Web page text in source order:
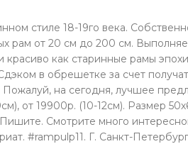
стиле 18-19го века.
рам от 20 см до 200 см.
как старинные рамы эпохи
в обрешетке за счет
на сегодня, лучшее
от 19900р. (10-12см). Размер
Смотрите много
#rampulp11. Г. Санкт-